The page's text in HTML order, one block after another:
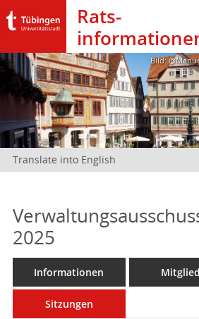
Rats­
Bild:
Translate into English
2025
Informationen
Sitzungen